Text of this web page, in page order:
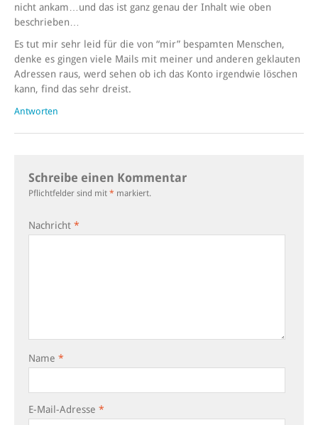
nicht ankam…und das ist ganz genau der Inhalt wie oben
beschrieben…
Es tut mir sehr leid für die von “mir” bespamten Menschen,
denke es gingen viele Mails mit meiner und anderen geklauten
Adressen raus, werd sehen ob ich das Konto irgendwie löschen
kann, find das sehr dreist.
Antworten
Schreibe einen Kommentar
Pflichtfelder sind mit * markiert.
Nachricht *
Name *
E-Mail-Adresse *